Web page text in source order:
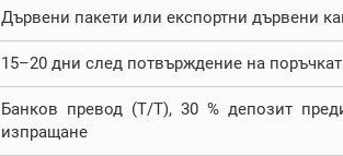
Дървени пакети или експортни дървени
15–20 дни след потвърждение на
Банков превод (T/T), 30 % депозит
изпращане